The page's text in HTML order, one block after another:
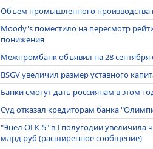
Объем промышленного производства
Moody's поместило на пересмотр
понижения
Межпромбанк объявил на 28
BSGV увеличил размер уставного
Банки смогут дать россиянам в этом
Суд отказал кредиторам банка
"Энел ОГК-5" в I полугодии увеличила
млрд руб (расширенное сообщение)